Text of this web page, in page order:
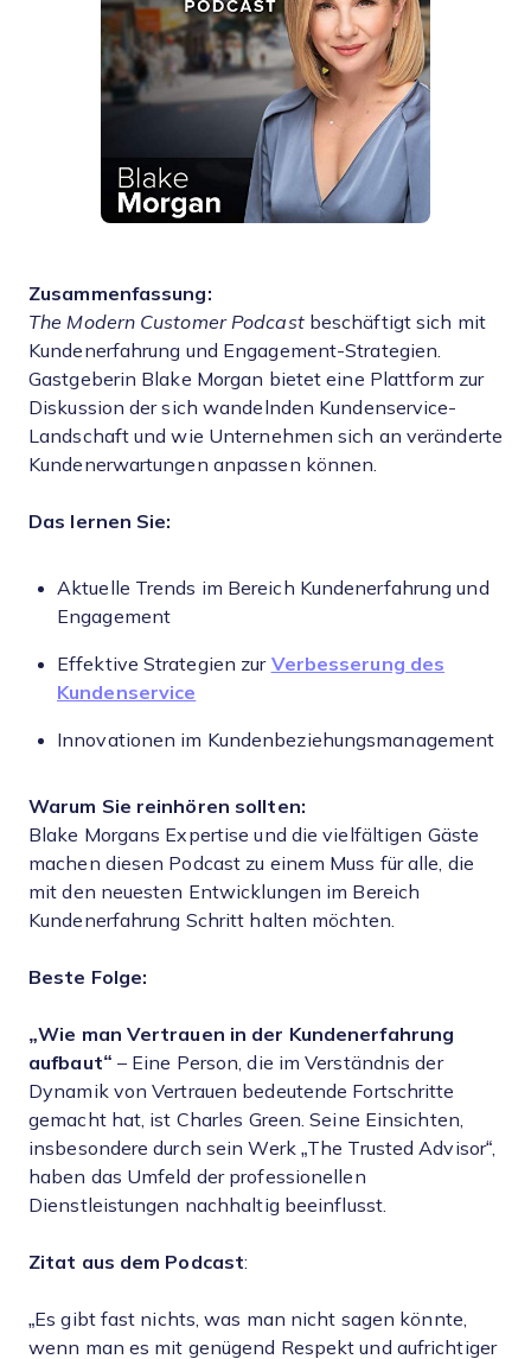
Zusammenfassung:
The Modern Customer Podcastbeschäftigt sich mit
Kundenerfahrung und Engagement-Strategien.
Gastgeberin Blake Morgan bietet eine Plattform zur
Diskussion der sich wandelnden Kundenservice-
Landschaft und wie Unternehmen sich an veränderte
Kundenerwartungen anpassen können.
Das lernen Sie:
Aktuelle Trends im Bereich Kundenerfahrung und
Engagement
Effektive Strategien zur Verbesserung des
Kundenservice
Innovationen im Kundenbeziehungsmanagement
Warum Sie reinhören sollten:
Blake Morgans Expertise und die vielfältigen Gäste
machen diesen Podcast zu einem Muss für alle, die
mit den neuesten Entwicklungen im Bereich
Kundenerfahrung Schritt halten möchten.
Beste Folge:
„Wie man Vertrauen in der Kundenerfahrung
aufbaut“ – Eine Person, die im Verständnis der
Dynamik von Vertrauen bedeutende Fortschritte
gemacht hat, ist Charles Green. Seine Einsichten,
insbesondere durch sein Werk „The Trusted Advisor“,
haben das Umfeld der professionellen
Dienstleistungen nachhaltig beeinflusst.
Zitat aus dem Podcast:
„Es gibt fast nichts, was man nicht sagen könnte,
wenn man es mit genügend Respekt und aufrichtiger